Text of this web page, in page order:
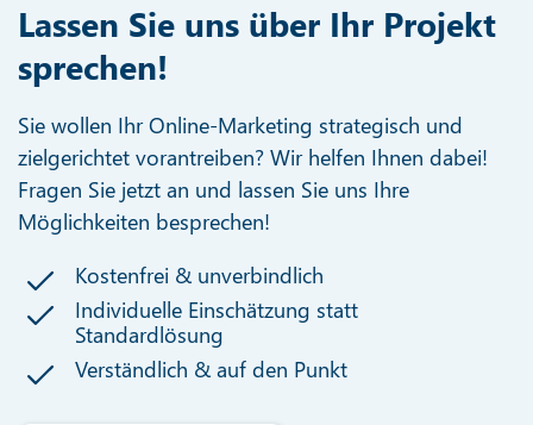
Lassen Sie uns über Ihr Projekt
sprechen!
Sie wollen Ihr Online-Marketing strategisch und
zielgerichtet vorantreiben? Wir helfen Ihnen dabei!
Fragen Sie jetzt an und lassen Sie uns Ihre
Möglichkeiten besprechen!
Kostenfrei & unverbindlich
Individuelle Einschätzung statt
Standardlösung
Verständlich & auf den Punkt